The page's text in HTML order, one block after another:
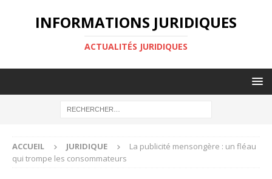
INFORMATIONS JURIDIQUES
ACTUALITÉS JURIDIQUES
ACCUEIL JURIDIQUE
La publicité mensongère : un fléau
qui trompe les consommateurs